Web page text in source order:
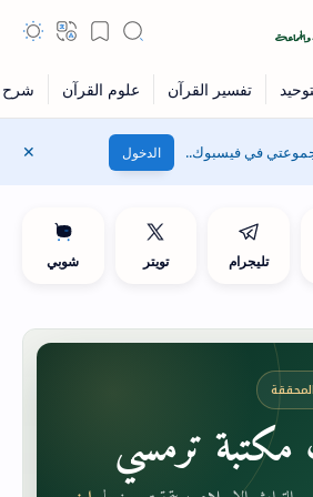
في فيسبوك.. الدخول
تليجرام تويتر شوبي
ترمسي